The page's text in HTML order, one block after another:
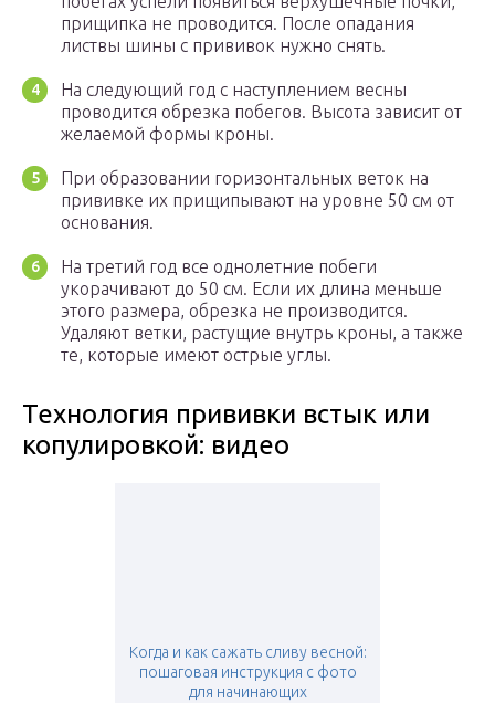
прищипка не проводится. После опадания
листвы шины с прививок нужно снять.
На следующий год с наступлением весны
проводится обрезка побегов. Высота зависит от
желаемой формы кроны.
При образовании горизонтальных веток на
прививке их прищипывают на уровне 50 см от
основания.
На третий год все однолетние побеги
укорачивают до 50 см. Если их длина меньше
этого размера, обрезка не производится.
Удаляют ветки, растущие внутрь кроны, а также
те, которые имеют острые углы.
Технология прививки встык или
копулировкой: видео
Когда и как сажать сливу весной:
пошаговая инструкция с фото
для начинающих